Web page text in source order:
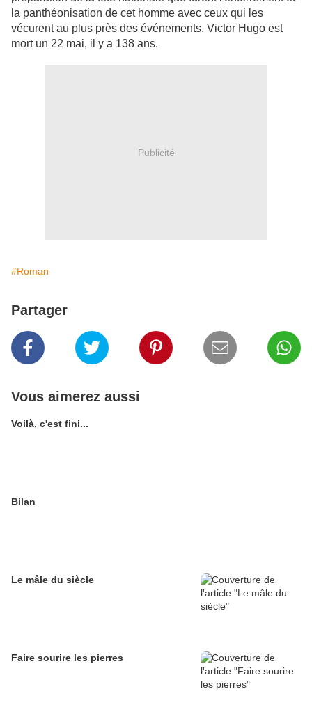
la panthéonisation de cet homme avec ceux qui les
vécurent au plus près des événements. Victor Hugo est
mort un 22 mai, il y a 138 ans.
Publicité
#Roman
Partager
Vous aimerez aussi
Voilà, c'est fini...
Bilan
Le mâle du siècle
Faire sourire les pierres